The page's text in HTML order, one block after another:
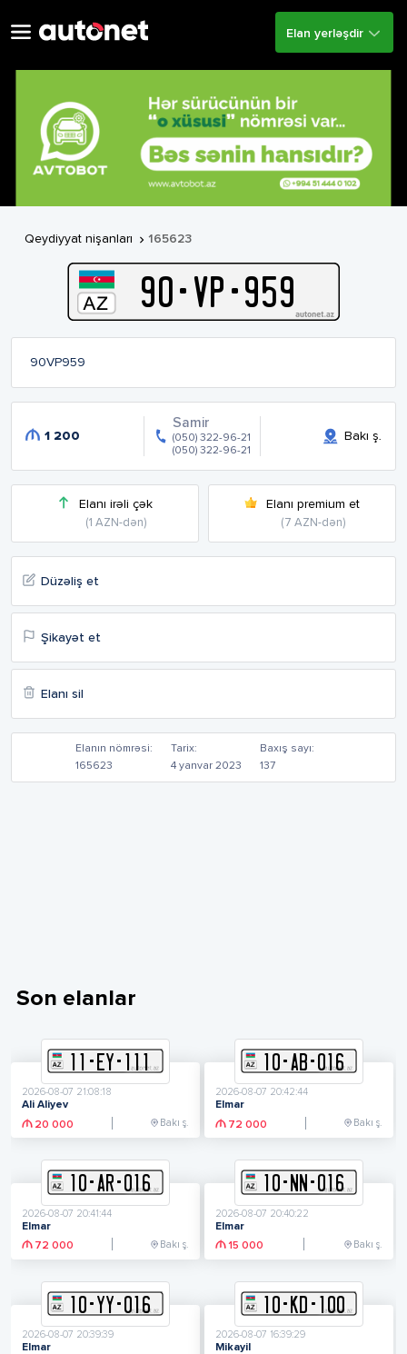
Elan yerləşdir
Qeydiyyat nişanları  165623
90-VP-959
90VP959
1 200
Samir
(050) 322-96-21
(050) 322-96-21
Bakı ş.
Elanı irəli çək
(1 AZN-dən)
Elanı premium et
(7 AZN-dən)
Düzəliş et
Şikayət et
Elanı sil
Elanın nömrəsi:
165623
Tarix:
4 yanvar 2023
Baxış sayı:
137
Son elanlar
11 - EY-111
2026-08-07 21:08:18
Ali Aliyev
20 000
Bakı ş.
10-AB-016
2026-08-07 20:42:44
Elmar
72 000
Bakı ş.
10-AR-016
2026-08-07 20:41:44
Elmar
72 000
Bakı ş.
10- N N -016
2026-08-07 20:40:22
Elmar
15 000
Bakı ş.
10-YY-016
2026-08-07 20:39:39
Elmar
10- KD-100
2026-08-07 16:39:29
Mikayil